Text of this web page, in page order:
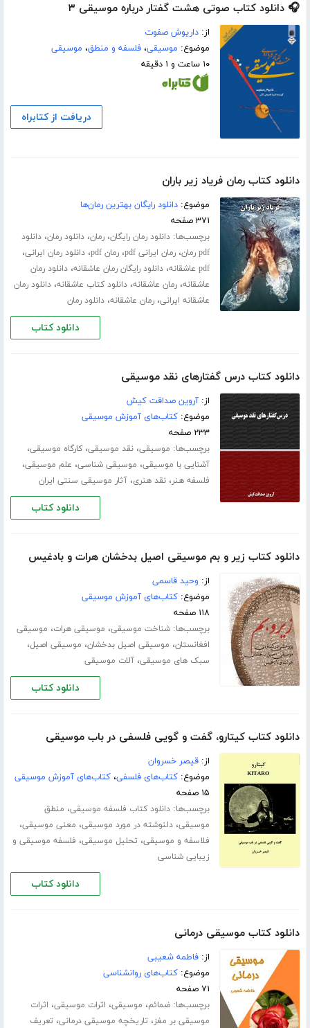
🎧 دانلود کتاب صوتی هشت گفتار درباره‌ موسیقی ۳
از:داریوش صفوت
موضوع: موسیقی،فلسفه و منطق، موسیقی
۱۰ ساعت و ۱ دقیقه
دریافت از کتابراه
دانلود کتاب رمان فریاد زیر باران
موضوع:دانلود رایگان بهترین رمان‌ها
۳۷۱ صفحه
برچسب‌ها:دانلود رمان رایگان،رمان،دانلود رمان،دانلود
pdf رمان
،رمان ایرانی pdf ،رمان pdf ،دانلود رمان ایرانی،
pdf عاشقانه ،دانلود رایگان رمان عاشقانه،دانلود رمان
عاشقانه،رمان عاشقانه،دانلود کتاب عاشقانه،دانلود رمان
عاشقانه ایرانی،رمان عاشقانه،دانلود رمان
دانلود کتاب
دانلود کتاب درس گفتارهای نقد موسیقی
از:آروین صداقت کیش
موضوع:کتاب‌های آموزش موسیقی
۲۳۳ صفحه
برچسب‌ها: موسیقی،نقد موسیقی،کارگاه موسیقی،
آشنایی با موسیقی، موسیقی شناسی، علم موسیقی،
فلسفه هنر،نقد هنری،آثار موسیقی سنتی ایران
دانلود کتاب
دانلود کتاب زیر و بم موسیقی اصیل بدخشان هرات و بادغیس
از: وحید قاسمی
موضوع:کتاب‌های آموزش موسیقی
۱۱۸ صفحه
برچسب‌ها:شناخت موسیقی، موسیقی هرات، موسیقی
افغانستان، موسیقی اصیل بدخشان، موسیقی اصیل،
سبک های موسیقی،آلات موسیقی
دانلود کتاب
دانلود کتاب کیتارو، گفت و گویی فلسفی در باب موسیقی
از:قیصر خسروان
موضوع:کتاب‌های فلسفی،کتاب‌های آموزش موسیقی
۱۵ صفحه
برچسب‌ها:دانلود کتاب فلسفه موسیقی، منطق
موسیقی،دلنوشته در مورد موسیقی، معنی موسیقی،
فلاسفه و موسیقی، تحلیل موسیقی، فلسفه موسیقی و
زیبایی شناسی
دانلود کتاب
دانلود کتاب موسیقی درمانی
از:فاطمه شعیبی
موضوع:کتاب‌های روانشناسی
۷۱ صفحه
برچسب‌ها:ضمائم، موسیقی، اثرات موسیقی، اثرات
موسیقی بر مغز، تاریخچه موسیقی درمانی، تعریف